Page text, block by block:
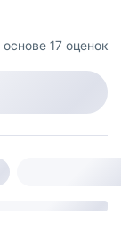
основе 17 оценок